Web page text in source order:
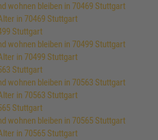
wohnen bleiben in 70469 Stuttgart
in 70469 Stuttgart
Stuttgart
wohnen bleiben in 70499 Stuttgart
in 70499 Stuttgart
Stuttgart
wohnen bleiben in 70563 Stuttgart
in 70563 Stuttgart
Stuttgart
wohnen bleiben in 70565 Stuttgart
in 70565 Stuttgart